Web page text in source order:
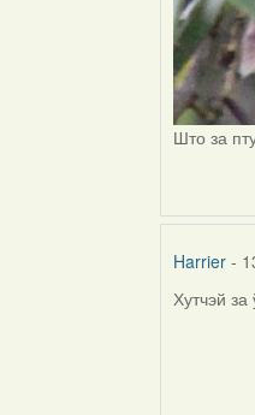
Што за
Harrier -
In
Хутчэй